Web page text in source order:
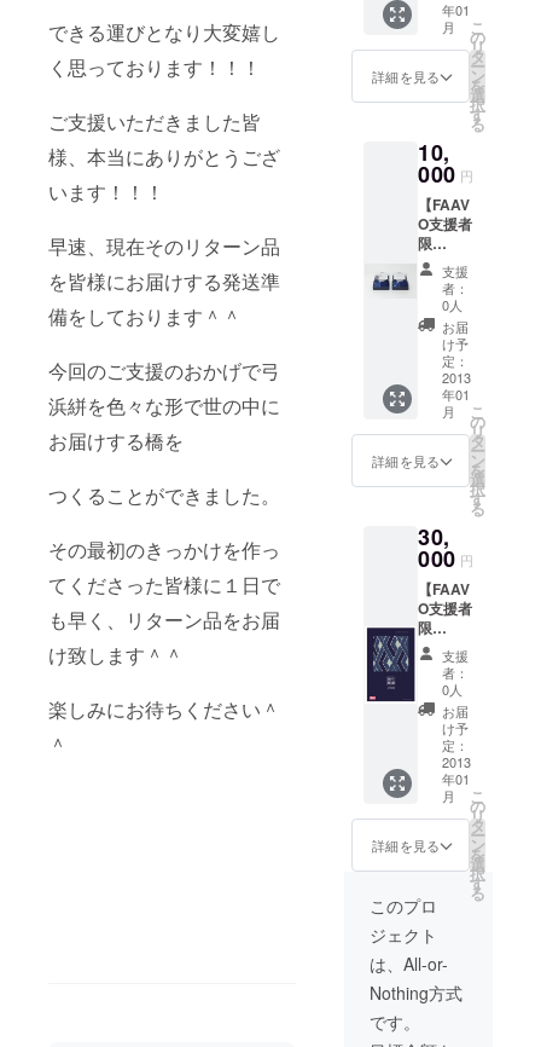
できる運びとなり大変嬉し
く思っております！！！
ご支援いただきました皆
様、本当にありがとうござ
います！！！
早速、現在そのリターン品
を皆様にお届けする発送準
備をしております＾＾
今回のご支援のおかげで弓
浜絣を色々な形で世の中に
お届けする橋を
つくることができました。
その最初のきっかけを作っ
てくださった皆様に１日で
も早く、リターン品をお届
け致します＾＾
楽しみにお待ちください＾
＾
カチタ
オル
×1ヶ ■
弓濵瑞
織ハン
カチタ
ザイン
クリア
ファイ
ル
×1ヶ ※
現在デ
ザイン
してい
るもの
は未だ
販売さ
れてお
らず、
このク
ラウド
ファン
ディン
入らな
いもの
です。
年01
月
詳細を見る
こ
の
リ
タ
ー
ン
を
選
択
す
る
10,
000 円
【FAAV
O支援者
限
定！】
■弓浜絣
×今治タ
オル 2
つ折り
デザイ
ンハン
カチタ
オル
×2ヶ
（「漱
（SOU
）」
「綾
（AYA
）」
×1ヶ）
■弓濵瑞
織ハン
カチタ
オルデ
ザイン
クリア
ファイ
ル
×2ヶ
（「漱
（SOU
）×1ヶ
＋綾
×1ヶ」
※現在デ
ザイン
してい
るもの
は未だ
支援
者：
0人
お届
け予
定：
2013
年01
月
詳細を見る
こ
の
リ
タ
ー
ン
を
選
択
す
る
30,
000 円
【FAAV
O支援者
限
定！】
■絣タペ
スト
リー1ヶ
■弓浜絣
×今治タ
オル2つ
折りデ
ザイン
ハンカ
チタオ
ル×2ヶ
（「漱
（SOU
）」
×1ヶ＋
「綾
（AYA
）」
支援
者：
0人
お届
け予
定：
2013
年01
月
詳細を見る
こ
の
リ
タ
ー
ン
を
選
択
す
る
このプロ
ジェクト
は、All-or-
Nothing方式
です。